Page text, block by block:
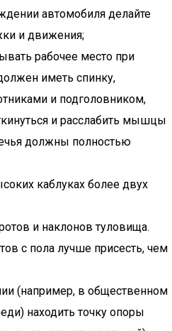
автомобиля делайте
и движения;
рабочее место при
иметь спинку,
и подголовником,
и расслабить мышцы
должны полностью
каблуках более двух
и наклонов туловища.
с пола лучше присесть, чем
(например, в общественном
находить точку опоры